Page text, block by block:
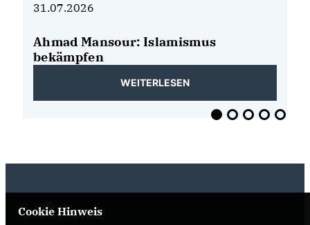
31.07.2026
Ahmad Mansour: Islamismus
bekämpfen
WEITERLESEN
Cookie Hinweis